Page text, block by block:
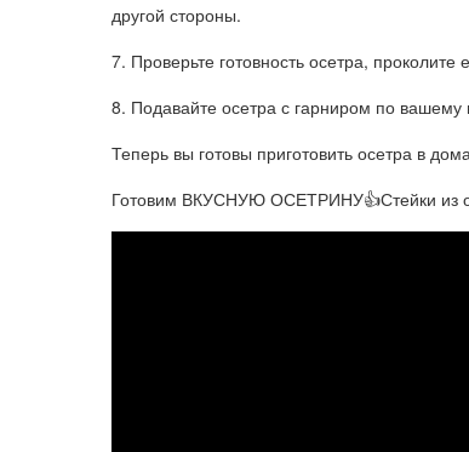
другой стороны.
7. Проверьте готовность осетра,
8. Подавайте осетра с гарниром по вашему
Теперь вы готовы приготовить осетра в
Готовим ВКУСНУЮ ОСЕТРИНУ👍Стейки из